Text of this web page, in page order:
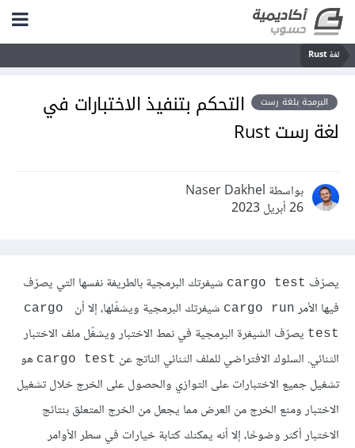
لغة Rust
البرمجة بلغة رست
التحكم بتنفيذ الاختبارات في
لغة رست Rust
بواسطة Naser Dakhel
26 أبريل 2023
يصرّف cargo test شيفرتك البرمجية بالطريفة نفسها التي يصرّف
فيها الأمر cargo run شيفرتك البرمجية ويشغّلها، إلا أن
cargo
test يصرّف الشيفرة البرمجية في نمط الاختبار ويشغّل ملف الاختبار
الثنائي. السلوك الافتراضي للملف الثنائي الناتج عن cargo test هو
تشغيل جميع الاختبارات على التوازي والحصول على الخرج خلال تشغيل
الاختبار ومنع الخرج من العرض مما يجعل من الخرج المتعلق بنتائج
الاختبار أكثر وضوحًا، إلا أنه يمكنك كتابة خيارات في سطر الأوامر